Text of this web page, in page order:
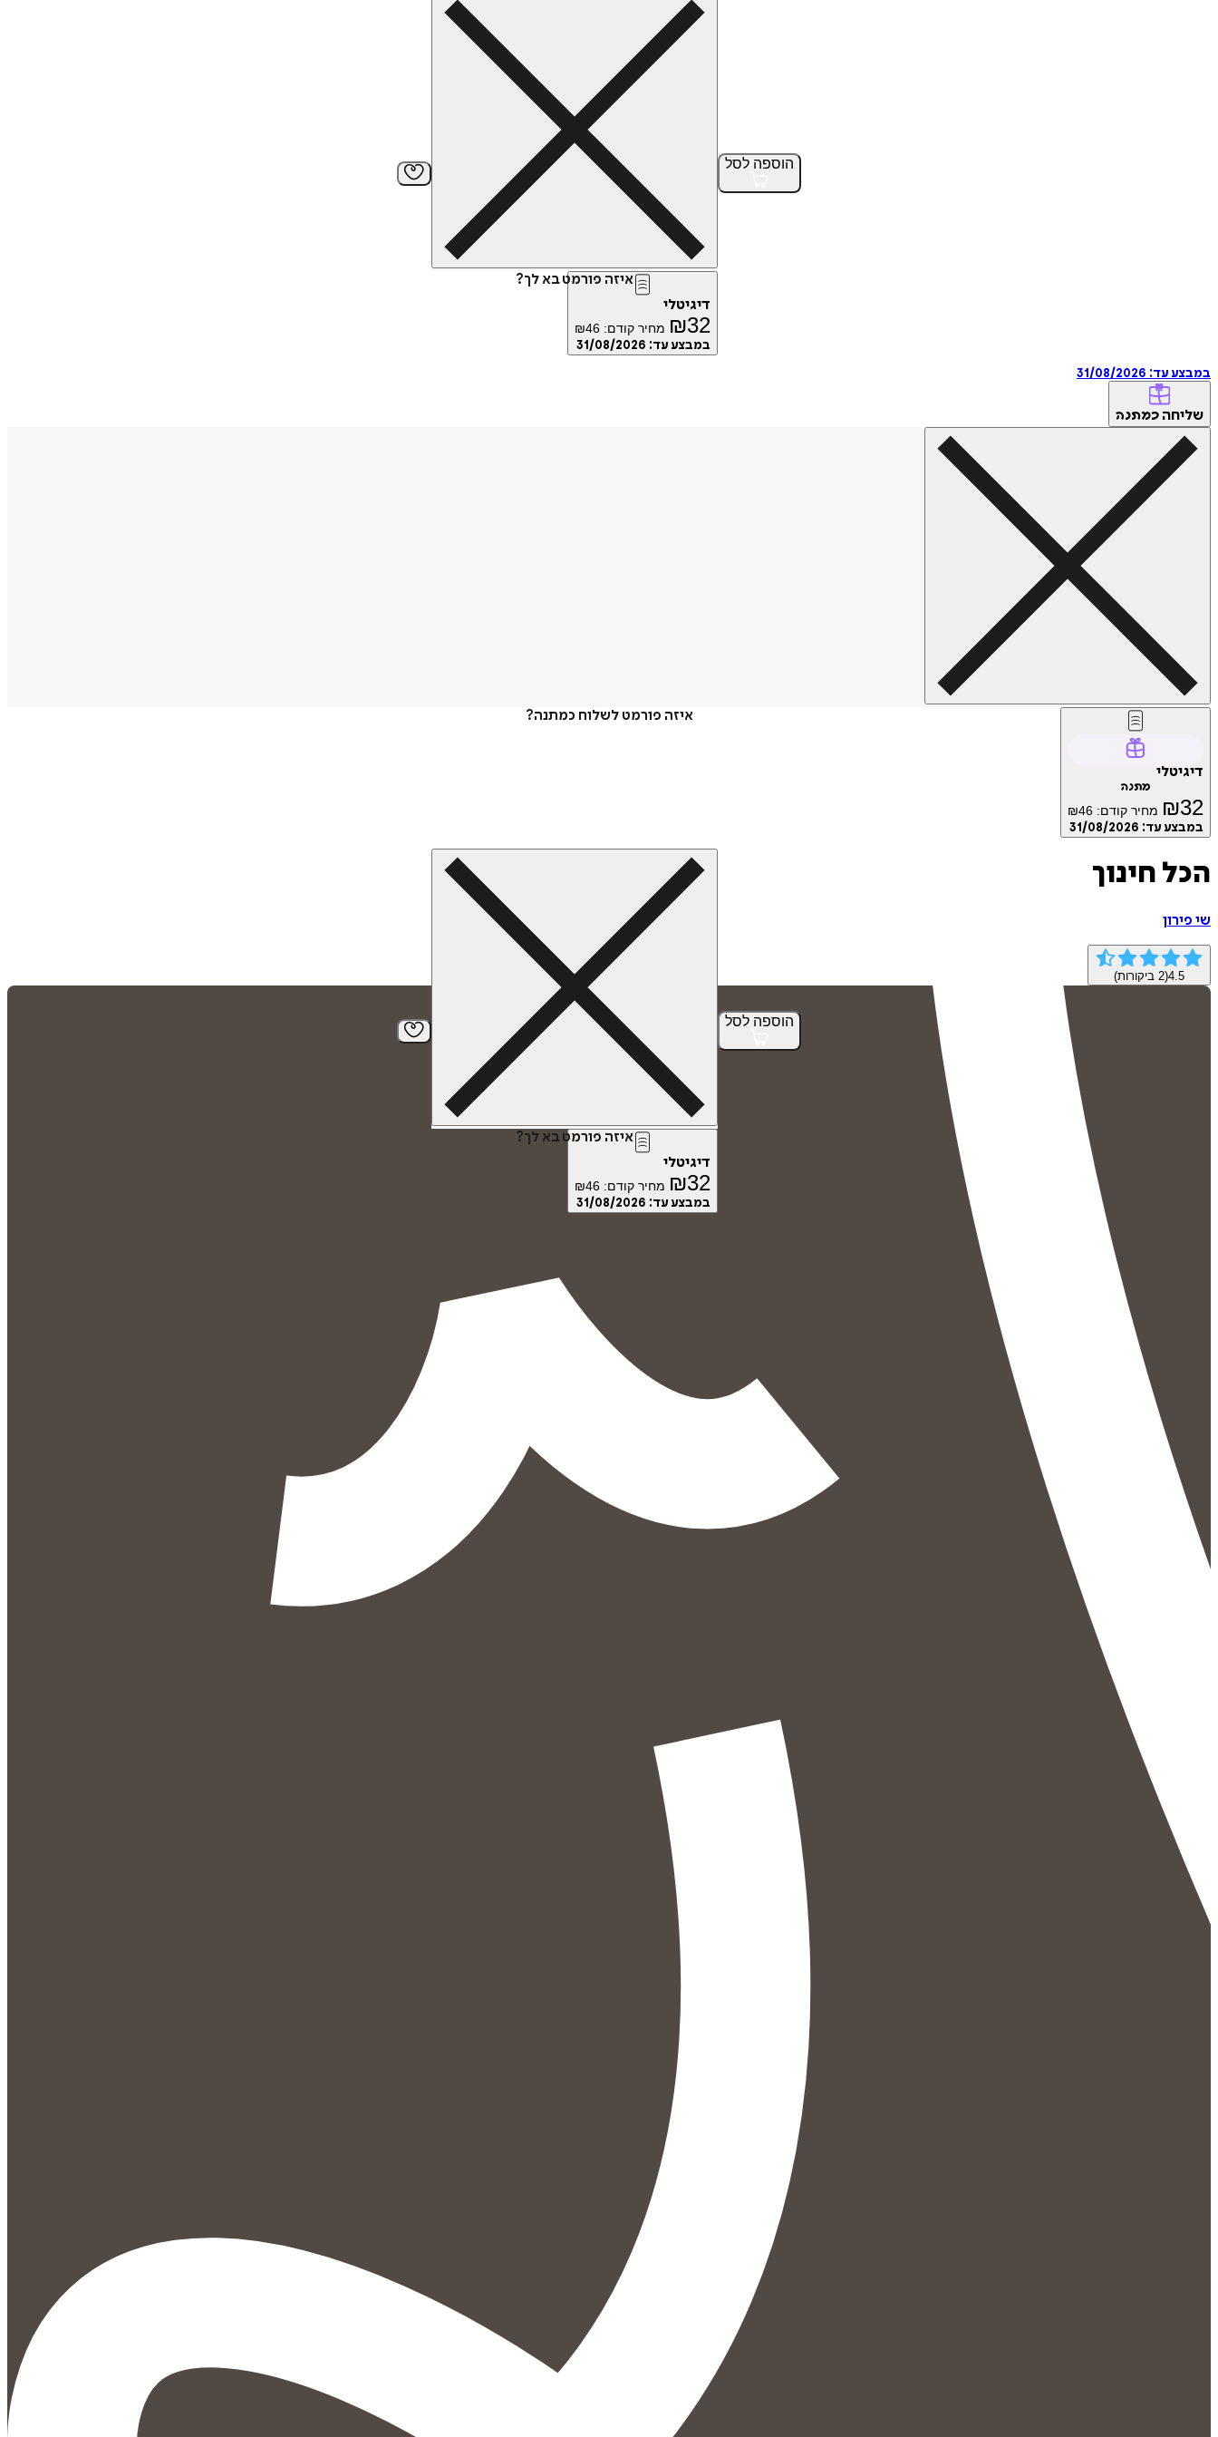
הוספה לסל
איזה פורמט בא לך?
דיגיטלי
₪32 מחיר קודם: ₪46
במבצע עד: 31/08/2026
במבצע עד: 31/08/2026
שליחה כמתנה
איזה פורמט לשלוח כמתנה?
דיגיטלי
מתנה
₪32 מחיר קודם: ₪46
במבצע עד: 31/08/2026
הוספה לסל
איזה פורמט בא לך?
דיגיטלי
₪32 מחיר קודם: ₪46
במבצע עד: 31/08/2026
הכל חינוך
שי פירון
4.5
(
2 ביקורות)